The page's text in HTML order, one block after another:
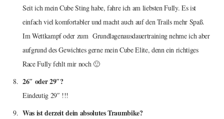
Seit ich mein Cube Sting habe, fahre ich am liebsten Fully. Es ist
einfach viel komfortabler und macht auch auf den Trails mehr Spaß.
Im Wettkampf oder zum Grundlagenausdauertraining nehme ich aber
aufgrund des Gewichtes gerne mein Cube Elite, denn ein richtiges
Race Fully fehlt mir noch 🙂
26″ oder 29″?
Eindeutig 29″ !!!
Was ist derzeit dein absolutes Traumbike?